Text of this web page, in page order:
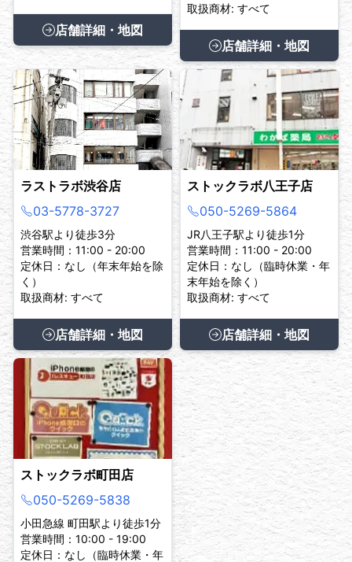
店舗詳細・地図
取扱商材: すべて
店舗詳細・地図
ラストラボ渋谷店
03-5778-3727
渋谷駅より徒歩3分
営業時間：11:00 - 20:00
定休日：なし（年末年始を除
く）
取扱商材: すべて
店舗詳細・地図
ストックラボ八王子店
050-5269-5864
JR八王子駅より徒歩1分
営業時間：11:00 - 20:00
定休日：なし（臨時休業・年
末年始を除く）
取扱商材: すべて
店舗詳細・地図
ストックラボ町田店
050-5269-5838
小田急線 町田駅より徒歩1分
営業時間：10:00 - 19:00
定休日：なし（臨時休業・年